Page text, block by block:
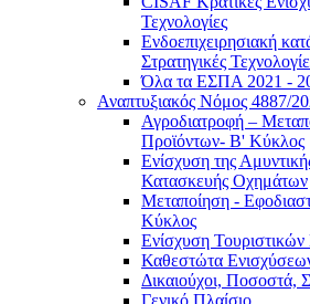
Τεχνολογίες
Ενδοεπιχειρησιακή
Στρατηγικές
Όλα τα ΕΣΠΑ 2021 -
Αναπτυξιακός Νόμος 4887/
Αγροδιατροφή –
Προϊόντων- Β' Κύκλος
Eνίσχυση της
Κατασκευής Οχημάτων
Μεταποίηση -
Κύκλος
Ενίσχυση
Καθεστώτα
Δικαιούχοι, Ποσοστά,
Γενικό Πλαίσιο